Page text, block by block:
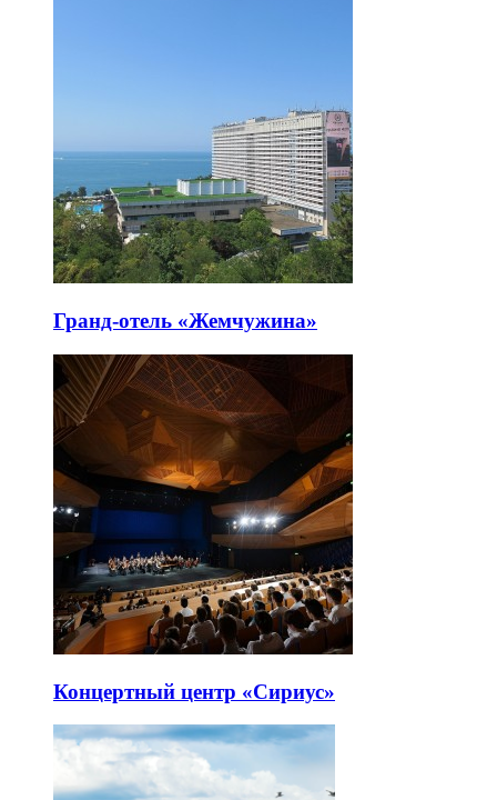
Гранд-отель «Жемчужина»
Концертный центр «Сириус»